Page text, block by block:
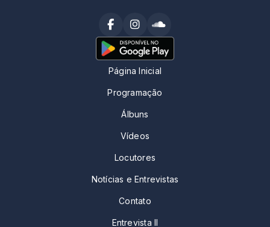
Página Inicial
Programação
Álbuns
Vídeos
Locutores
Notícias e Entrevistas
Contato
Entrevista II